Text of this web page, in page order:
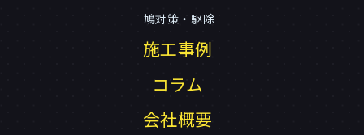
鳩対策・駆除
施工事例
コラム
会社概要